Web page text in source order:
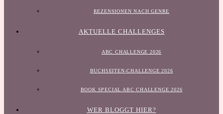
REZENSIONEN NACH GENRE
AKTUELLE CHALLENGES
ABC CHALLENGE 2026
BUCHSEITEN-CHALLENGE 2026
BOOK SPECIAL ABC CHALLENGE 2026
WER BLOGGT HIER?